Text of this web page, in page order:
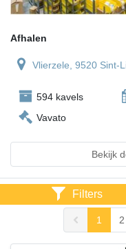
Afhalen
Vlierzele, 9520 Sint-
594 kavels
Vavato
Bekijk
Filters
1 2